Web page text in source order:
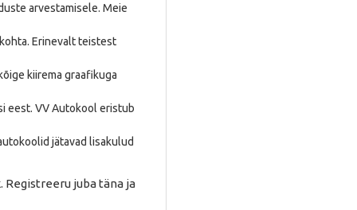
arvestamisele. Meie
Erinevalt teistest
kiirema graafikuga
eest. VV Autokool eristub
jätavad lisakulud
juba täna ja